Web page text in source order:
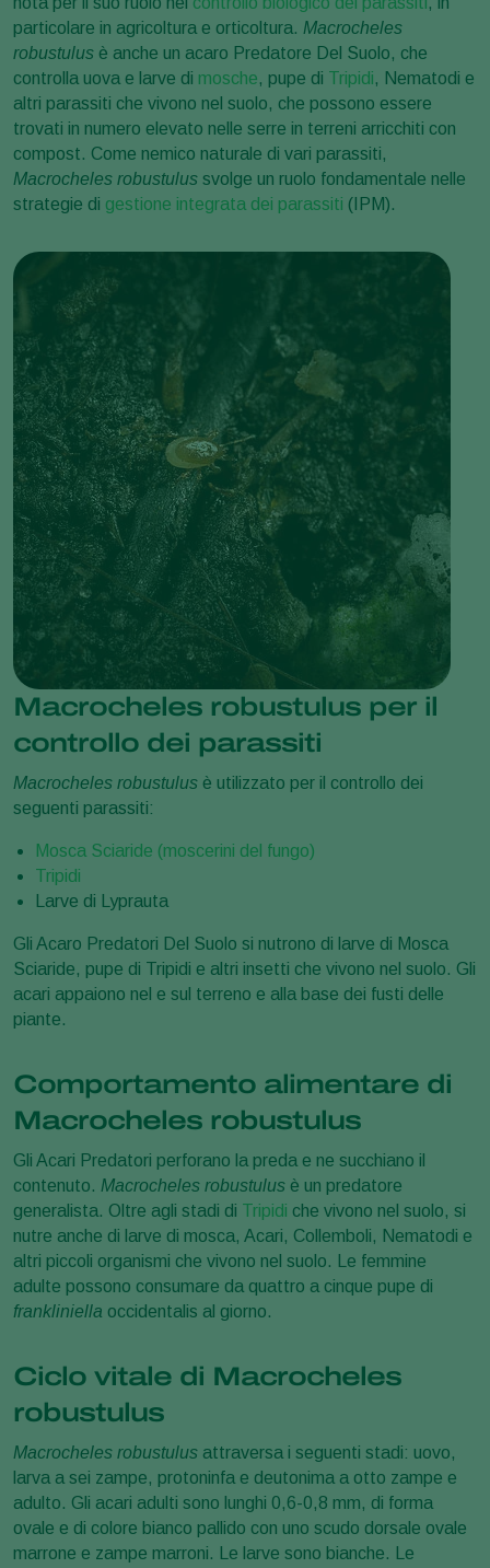
particolare in agricoltura e orticoltura. Macrocheles
robustulus è anche un acaro Predatore Del Suolo, che
controlla uova e larve di mosche, pupe di Tripidi, Nematodi e
altri parassiti che vivono nel suolo, che possono essere
trovati in numero elevato nelle serre in terreni arricchiti con
compost. Come nemico naturale di vari parassiti,
Macrocheles robustulus svolge un ruolo fondamentale nelle
strategie di gestione integrata dei parassiti (IPM).
Macrocheles robustulus per il
controllo dei parassiti
Macrocheles robustulus è utilizzato per il controllo dei
seguenti parassiti:
Mosca Sciaride (moscerini del fungo)
Tripidi
Larve di Lyprauta
Gli Acaro Predatori Del Suolo si nutrono di larve di Mosca
Sciaride, pupe di Tripidi e altri insetti che vivono nel suolo. Gli
acari appaiono nel e sul terreno e alla base dei fusti delle
piante.
Comportamento alimentare di
Macrocheles robustulus
Gli Acari Predatori perforano la preda e ne succhiano il
contenuto. Macrocheles robustulus è un predatore
generalista. Oltre agli stadi di Tripidi che vivono nel suolo, si
nutre anche di larve di mosca, Acari, Collemboli, Nematodi e
altri piccoli organismi che vivono nel suolo. Le femmine
adulte possono consumare da quattro a cinque pupe di
frankliniella occidentalis al giorno.
Ciclo vitale di Macrocheles
robustulus
Macrocheles robustulus attraversa i seguenti stadi: uovo,
larva a sei zampe, protoninfa e deutonima a otto zampe e
adulto. Gli acari adulti sono lunghi 0,6-0,8 mm, di forma
ovale e di colore bianco pallido con uno scudo dorsale ovale
marrone e zampe marroni. Le larve sono bianche. Le